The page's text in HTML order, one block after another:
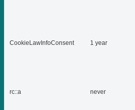
CookieLawInfoConsent 1 year
rc::a never